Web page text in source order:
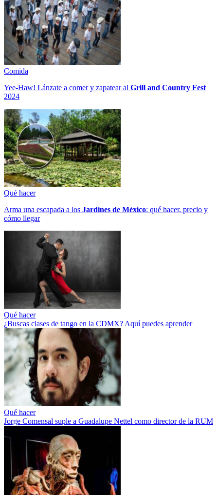
Comida
Yee-Haw! Lánzate a comer y zapatear al Grill and Country Fest
2024
Qué hacer
Arma una escapada a los Jardines de México: qué hacer, precio y
cómo llegar
Qué hacer
¿Buscas clases de tango en la CDMX? Aquí puedes aprender
Qué hacer
Jorge Comensal suple a Guadalupe Nettel como director de la RUM